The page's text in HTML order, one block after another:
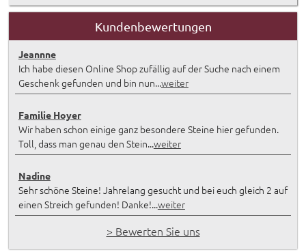
Kundenbewertungen
Jeannne
Ich habe diesen Online Shop zufällig auf der Suche nach einem
Geschenk gefunden und bin nun...weiter
Familie Hoyer
Wir haben schon einige ganz besondere Steine hier gefunden.
Toll, dass man genau den Stein...weiter
Nadine
Sehr schöne Steine! Jahrelang gesucht und bei euch gleich 2 auf
einen Streich gefunden! Danke!...weiter
> Bewerten Sie uns